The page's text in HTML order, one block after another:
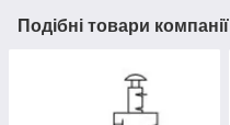
Подібні товари компанії